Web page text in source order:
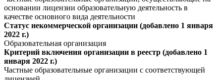
основании лицензии образовательную деятельность в
качестве основного вида деятельности
Статус некоммерческой организации (добавлено 1 января
2022 г.)
Образовательная организация
Критерий включения организации в реестр (добавлено 1
января 2022 г.)
Частные образовательные организации с соответствующей